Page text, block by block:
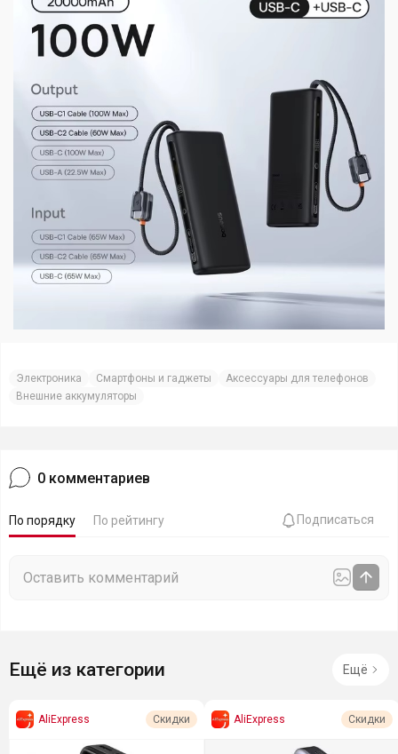
Электроника Смартфоны и гаджеты
Аксессуары для телефонов
Внешние аккумуляторы
0 комментариев
По порядку По рейтингу Подписаться
Ещё из категории Ещё
AliExpress Скидки AliExpress Скидки